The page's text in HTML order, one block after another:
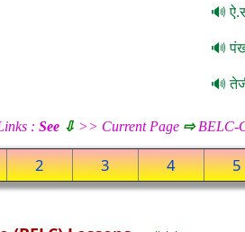
: See ⇩ >> Current Page ⇨BELC-
2 3 4 5